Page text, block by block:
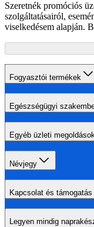
Szeretnék promóciós
szolgáltatásairól,
viselkedésem alapján.
Fogyasztói termékek
Egészségügyi
Egyéb üzleti
Névjegy
Kapcsolat és támogatás
Legyen mindig